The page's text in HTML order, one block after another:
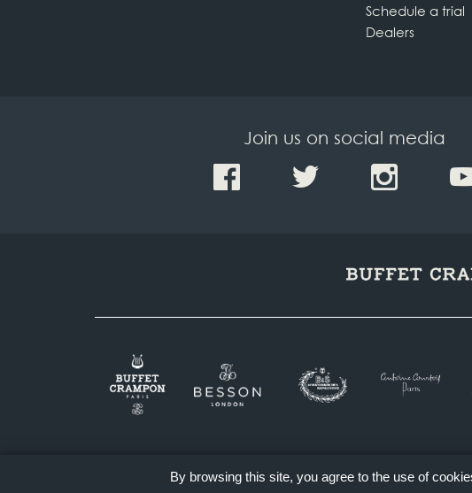
Schedule a trial
Dealers
Join us on social media
By browsing this site, you agree to the use of